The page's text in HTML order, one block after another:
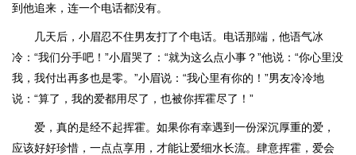
到他追来，连一个电话都没有。
几天后，小眉忍不住男友打了个电话。电话那端，他语气冰
冷：“我们分手吧！”小眉哭了：“就为这么点小事？”他说：“你心里没
我，我付出再多也是零。”小眉说：“我心里有你的！”男友冷冷地
说：“算了，我的爱都用尽了，也被你挥霍尽了！”
爱，真的是经不起挥霍。如果你有幸遇到一份深沉厚重的爱，
应该好好珍惜，一点点享用，才能让爱细水长流。肆意挥霍，爱会